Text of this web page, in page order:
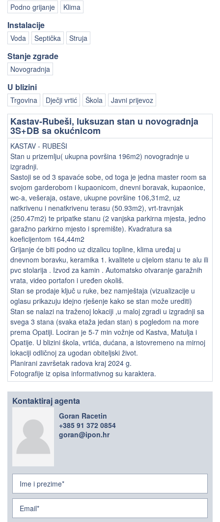
Podno grijanje Klima
Instalacije
Voda Septička Struja
Stanje zgrade
Novogradnja
U blizini
Trgovina Dječji vrtić Škola Javni prijevoz
Kastav-Rubeši, luksuzan stan u novogradnja
3S+DB sa okućnicom
KASTAV - RUBEŠI
Stan u prizemlju( ukupna površina 196m2) novogradnje u
izgradnji.
Sastoji se od 3 spavaće sobe, od toga je jedna master room sa
svojom garderobom i kupaonicom, dnevni boravak, kupaonice,
wc-a, vešeraja, ostave, ukupne površine 106,31m2, uz
natkrivenu i nenatkrivenu terasu (50.93m2), vrt-travnjak
(250.47m2) te pripatke stanu (2 vanjska parkirna mjesta, jedno
garažno parkirno mjesto i spremište). Kvadratura sa
koeficijentom 164,44m2
Grijanje će biti podno uz dizalicu topline, klima uređaj u
dnevnom boravku, keramika 1. kvalitete u cijelom stanu te alu ili
pvc stolarija . Izvod za kamin . Automatsko otvaranje garažnih
vrata, video portafon i uređen okoliš.
Stan se prodaje ključ u ruke, bez namještaja (vizualizacije u
oglasu prikazuju idejno rješenje kako se stan može urediti)
Stan se nalazi na traženoj lokaciji ,u maloj zgradi u izgradnji sa
svega 3 stana (svaka etaža jedan stan) s pogledom na more
prema Opatiji. Lociran je 5-7 min vožnje od Kastva, Matulja i
Opatije. U blizini škola, vrtića, dućana, a istovremeno na mirnoj
lokaciji odličnoj za ugodan obiteljski život.
Planirani završetak radova kraj 2024 g.
Fotografije iz opisa informativnog su karaktera.
Kontaktiraj agenta
Goran Racetin
+385 91 372 0854
goran@ipon.hr